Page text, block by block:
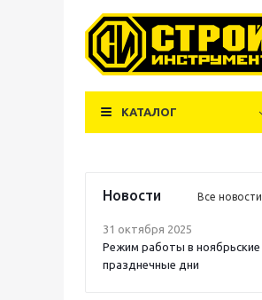
КАТАЛОГ
Новости Все новости
31 октября 2025
Режим работы в ноябрьские
празднечные дни